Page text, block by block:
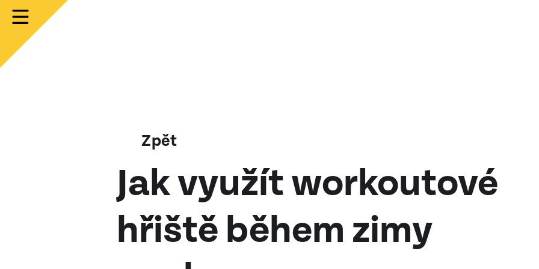
Zpět
Jak využít workoutové
hřiště během zimy